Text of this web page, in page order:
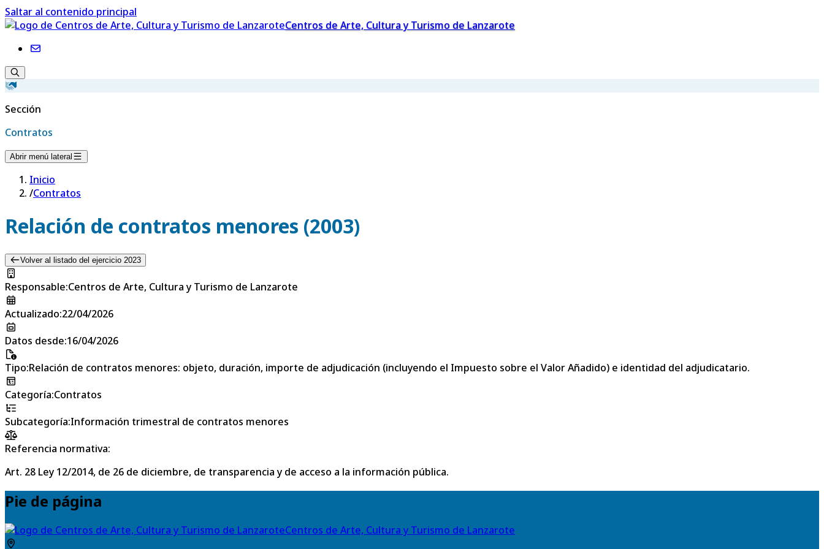
Saltar al contenido principal
Centros de Arte, Cultura y Turismo de Lanzarote
Sección
Contratos
Abrir menú lateral
Inicio
/Contratos
Relación de contratos menores (2003)
Volver al listado del ejercicio 2023
Responsable:Centros de Arte, Cultura y Turismo de Lanzarote
Actualizado:22/04/2026
Datos desde:16/04/2026
Tipo:Relación de contratos menores: objeto, duración, importe de adjudicación (incluyendo el Impuesto sobre el Valor Añadido) e identidad del adjudicatario.
Categoría:Contratos
Subcategoría:Información trimestral de contratos menores
Referencia normativa:
Art. 28 Ley 12/2014, de 26 de diciembre, de transparencia y de acceso a la información pública.
Pie de página
Centros de Arte, Cultura y Turismo de Lanzarote